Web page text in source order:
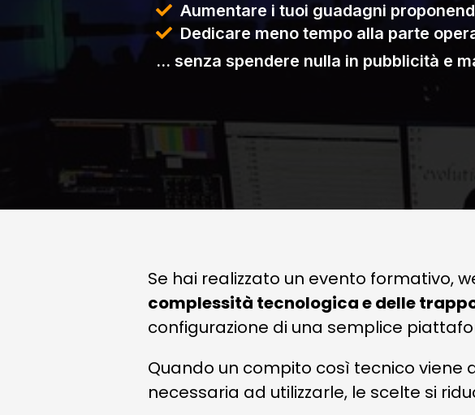
Aumentare i tuoi guadagni
Dedicare meno tempo alla parte
… senza spendere nulla in pubblicità e
Se hai realizzato un evento formativo,
complessità tecnologica e delle
configurazione di una semplice
Quando un compito così tecnico
necessaria ad utilizzarle, le scelte si